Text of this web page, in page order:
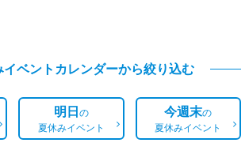
イベントカレンダーから絞り込む
明日の
夏休みイベント
今週末の
夏休みイベント